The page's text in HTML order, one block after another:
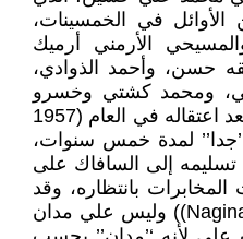
الأوائل في الخمسينات،
الأرمني أرميك
حسن، وأحمد الذوادي،
ومحمد كشتي وخسرو
مدارا وسلمان علي وغيرهم: بعد اعتقاله في العام (1957
‘’جدا’’ لمدة خمس سنوات،
تسليمه إلى السافاك على
بانتظاره، وقد
نودي على اسمه: أين علي Naginah)) وليس علي مدان